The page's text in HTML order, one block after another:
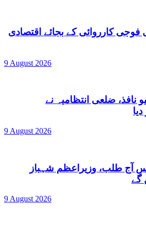
فوجی کارروائی کے بجائے اقتصادی
9 August 2026
نافذ، ضلعی انتظامیہ نے
9 August 2026
آج طلب، وزیراعظم شہباز
گے
9 August 2026